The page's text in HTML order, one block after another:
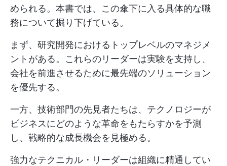
められる。本書では、この傘下に入る具体的な職
務について掘り下げている。
まず、研究開発におけるトップレベルのマネジメ
ントがある。これらのリーダーは実験を支持し、
会社を前進させるために最先端のソリューション
を優先する。
一方、技術部門の先見者たちは、テクノロジーが
ビジネスにどのような革命をもたらすかを予測
し、戦略的な成長機会を見極める。
強力なテクニカル・リーダーは組織に精通してい